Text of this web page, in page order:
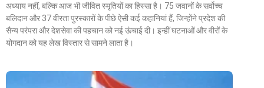
अध्याय नहीं, बल्कि आज भी जीवित स्मृतियों का हिस्सा है। 75 जवानों के सर्वोच्च
बलिदान और 37 वीरता पुरस्कारों के पीछे ऐसी कई कहानियां हैं, जिन्होंने प्रदेश की
सैन्य परंपरा और देशसेवा की पहचान को नई ऊंचाई दी। इन्हीं घटनाओं और वीरों के
योगदान को यह लेख विस्तार से सामने लाता है।